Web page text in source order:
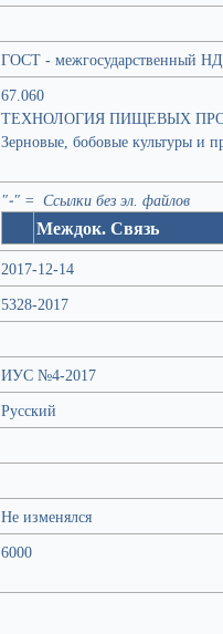
ГОСТ - межгосударственный НД
67.060
ТЕХНОЛОГИЯ ПИЩЕВЫХ
Зерновые, бобовые культуры и
"-" = Ссылки без эл. файлов
Междок. Связь
2017-12-14
5328-2017
ИУС №4-2017
Русский
Не изменялся
6000